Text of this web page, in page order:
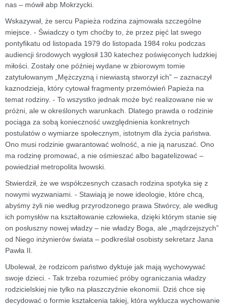
nas – mówił abp Mokrzycki.
Wskazywał, że sercu Papieża rodzina zajmowała szczególne
miejsce. - Świadczy o tym choćby to, że przez pięć lat swego
pontyfikatu od listopada 1979 do listopada 1984 roku podczas
audiencji środowych wygłosił 130 katechez poświęconych ludzkiej
miłości. Zostały one później wydane w zbiorowym tomie
zatytułowanym „Mężczyzną i niewiastą stworzył ich” – zaznaczył
kaznodzieja, który cytował fragmenty przemówień Papieża na
temat rodziny. - To wszystko jednak może być realizowane nie w
próżni, ale w określonych warunkach. Dlatego prawda o rodzinie
pociąga za sobą konieczność uwzględnienia konkretnych
postulatów o wymiarze społecznym, istotnym dla życia państwa.
Ono musi rodzinie gwarantować wolność, a nie ją naruszać. Ono
ma rodzinę promować, a nie ośmieszać albo bagatelizować –
powiedział metropolita lwowski.
Stwierdził, że we współczesnych czasach rodzina spotyka się z
nowymi wyzwaniami. - Stawiają je nowe ideologie, które chcą,
abyśmy żyli nie według przyrodzonego prawa Stwórcy, ale według
ich pomysłów na kształtowanie człowieka, dzięki którym stanie się
on posłuszny nowej władzy – nie władzy Boga, ale „mądrzejszych”
od Niego inżynierów świata – podkreślał osobisty sekretarz Jana
Pawła II.
Ubolewał, że rodzicom państwo dyktuje jak mają wychowywać
swoje dzieci. - Tak trzeba rozumieć próby ograniczania władzy
rodzicielskiej nie tylko na płaszczyźnie ekonomii. Dziś chce się
decydować o formie kształcenia takiej, która wyklucza wychowanie